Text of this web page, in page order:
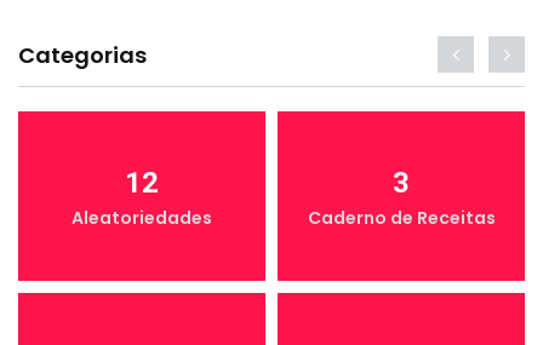
Categorias
12
Aleatoriedades
3
Caderno de Receitas